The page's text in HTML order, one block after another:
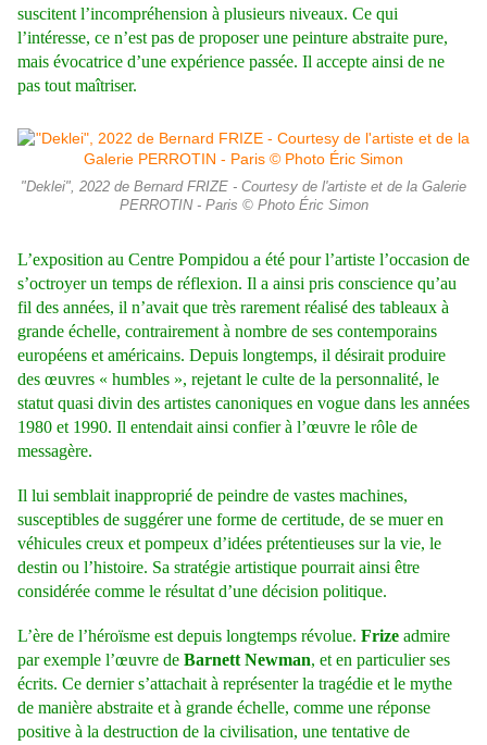
suscitent l’incompréhension à plusieurs niveaux. Ce qui
l’intéresse, ce n’est pas de proposer une peinture abstraite pure,
mais évocatrice d’une expérience passée. Il accepte ainsi de ne
pas tout maîtriser.
"Deklei", 2022 de Bernard FRIZE - Courtesy de l'artiste et de la Galerie
PERROTIN - Paris © Photo Éric Simon
L’exposition au Centre Pompidou a été pour l’artiste l’occasion de
s’octroyer un temps de réflexion. Il a ainsi pris conscience qu’au
fil des années, il n’avait que très rarement réalisé des tableaux à
grande échelle, contrairement à nombre de ses contemporains
européens et américains. Depuis longtemps, il désirait produire
des œuvres « humbles », rejetant le culte de la personnalité, le
statut quasi divin des artistes canoniques en vogue dans les années
1980 et 1990. Il entendait ainsi confier à l’œuvre le rôle de
messagère.
Il lui semblait inapproprié de peindre de vastes machines,
susceptibles de suggérer une forme de certitude, de se muer en
véhicules creux et pompeux d’idées prétentieuses sur la vie, le
destin ou l’histoire. Sa stratégie artistique pourrait ainsi être
considérée comme le résultat d’une décision politique.
L’ère de l’héroïsme est depuis longtemps révolue. Frize admire
par exemple l’œuvre de Barnett Newman, et en particulier ses
écrits. Ce dernier s’attachait à représenter la tragédie et le mythe
de manière abstraite et à grande échelle, comme une réponse
positive à la destruction de la civilisation, une tentative de